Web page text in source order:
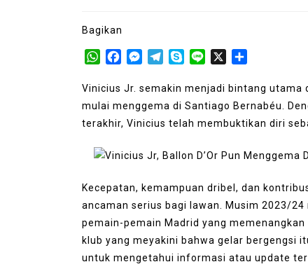
Bagikan
WhatsApp
Facebook
Messenger
Telegram
SkypeLine
Vinicius Jr. semakin menjadi bintang utama
mulai menggema di Santiago Bernabéu.
terakhir, Vinicius telah membuktikan diri
Kecepatan, kemampuan dribel, dan
ancaman serius bagi lawan. Musim 2023/
pemain-pemain Madrid yang
klub yang meyakini bahwa gelar bergengsi
untuk mengetahui informasi atau update